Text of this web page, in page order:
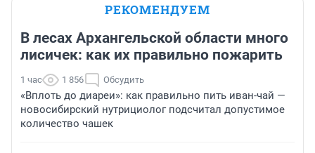
РЕКОМЕНДУЕМ
В лесах Архангельской области много
лисичек: как их правильно пожарить
1 час 1 856 Обсудить
«Вплоть до диареи»: как правильно пить иван-чай —
новосибирский нутрициолог подсчитал допустимое
количество чашек